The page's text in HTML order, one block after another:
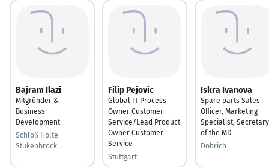
Bajram Ilazi
Mitgründer &
Business
Development
Schloß Holte-
Stukenbrock
Filip Pejovic
Global IT Process
Owner Customer
Service/Lead Product
Owner Customer
Service
Stuttgart
Iskra Ivanova
Spare parts Sales
Officer, Marketing
Specialist, Secretary
of the MD
Dobrich